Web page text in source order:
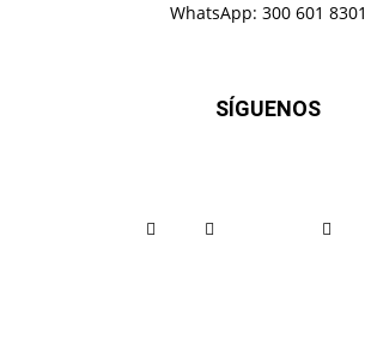
WhatsApp: 300 601 8301
SÍGUENOS